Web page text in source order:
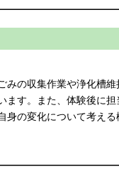
みの収集作業や浄化槽
ます。また、体験後に
身の変化について考える